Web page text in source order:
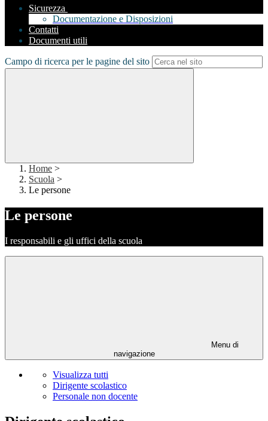
Sicurezza
Documentazione e Disposizioni
Contatti
Documenti utili
Campo di ricerca per le pagine del sito
Home >
Scuola >
Le persone
Le persone
I responsabili e gli uffici della scuola
Menu di
navigazione
Visualizza tutti
Dirigente scolastico
Personale non docente